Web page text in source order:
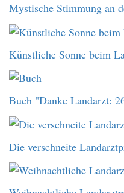
Mystische Stimmung an
Künstliche Sonne beim
Buch "Danke Landarzt:
Die verschneite